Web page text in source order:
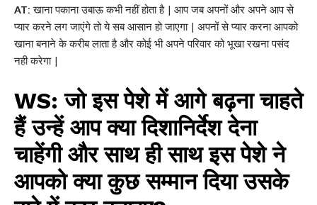
AT: खाना पकाना उबाऊ कभी नहीं होता है | आप जब अपनों और अपने आप से
प्यार करने लग जाएंगे तो ये सब आसान हो जाएगा | अपनों से प्यार करना आपको
खाना बनाने के करीब लाता है और कोई भी अपने परिवार को भूखा रखना पसंद
नही करेगा |
WS: जो इस पेशे में आगे बढ़ना चाहते
हैं उन्हें आप क्या दिशानिर्देश देना
चाहेंगी और साथ ही साथ इस पेशे ने
आपको क्या कुछ सम्मान दिया उसके